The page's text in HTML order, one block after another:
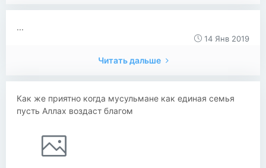
...
14 Янв 2019
Читать дальше
Как же приятно когда мусульмане как единая семья
пусть Аллах воздаст благом